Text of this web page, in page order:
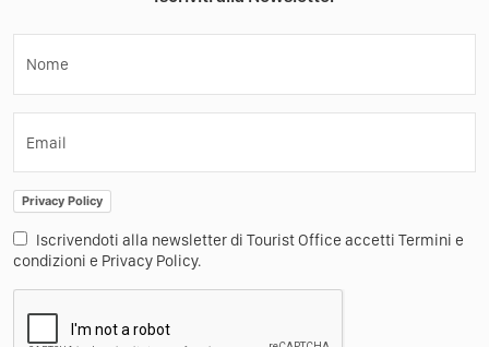
Nome
Email
Privacy Policy
Iscrivendoti alla newsletter di Tourist Office accetti Termini e
condizioni e Privacy Policy.